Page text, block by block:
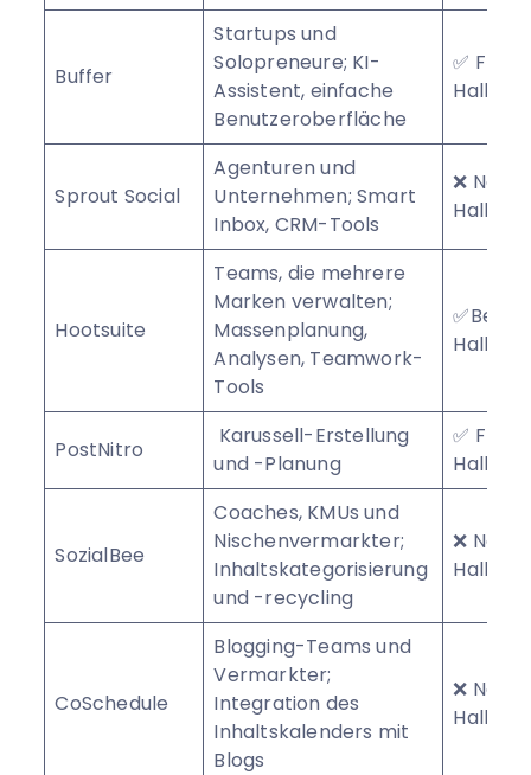
Buffer
Startups und
Solopreneure; KI-
Assistent, einfache
Benutzeroberfläche
✅ Free
Sprout Social
Agenturen und
Unternehmen; Smart
Inbox, CRM-Tools
❌ Nein
Hootsuite
Teams, die mehrere
Marken verwalten;
Massenplanung,
Analysen, Teamwork-
Tools
PostNitro
Karussell-Erstellung
und -Planung
✅ Free
SozialBee
Coaches, KMUs und
Nischenvermarkter;
Inhaltskategorisierung
und -recycling
❌ Nein
CoSchedule
Blogging-Teams und
Vermarkter;
Integration des
Inhaltskalenders mit
Blogs
❌ Nein